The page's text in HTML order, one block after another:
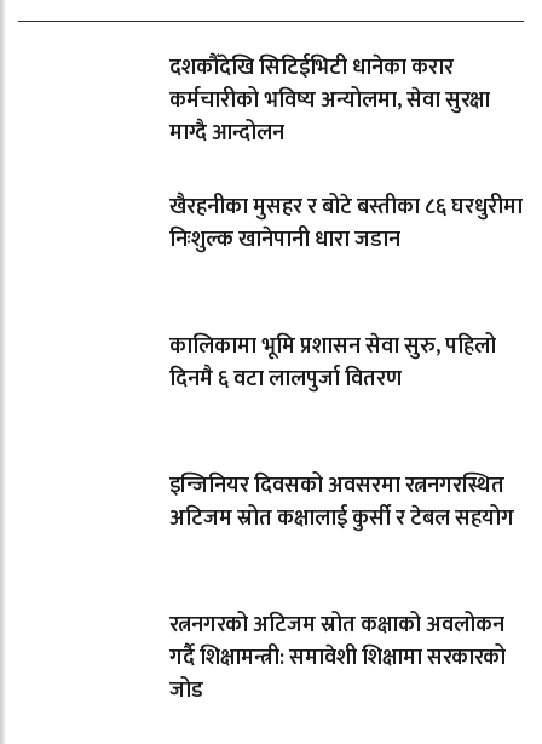
दशकौँदेखि सिटिईभिटी धानेका करार
कर्मचारीको भविष्य अन्योलमा, सेवा सुरक्षा
माग्दै आन्दोलन
खैरहनीका मुसहर र बोटे बस्तीका ८६ घरधुरीमा
निःशुल्क खानेपानी धारा जडान
कालिकामा भूमि प्रशासन सेवा सुरु, पहिलो
दिनमै ६ वटा लालपुर्जा वितरण
इन्जिनियर दिवसको अवसरमा रत्ननगरस्थित
अटिजम स्रोत कक्षालाई कुर्सी र टेबल सहयोग
रत्ननगरको अटिजम स्रोत कक्षाको अवलोकन
गर्दै शिक्षामन्त्री: समावेशी शिक्षामा सरकारको
जोड